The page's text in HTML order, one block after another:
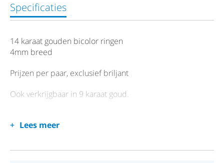
Specificaties
14 karaat gouden bicolor ringen
4mm breed
Prijzen per paar, exclusief briljant
Ook verkrijgbaar in 9 karaat goud.
Lees meer